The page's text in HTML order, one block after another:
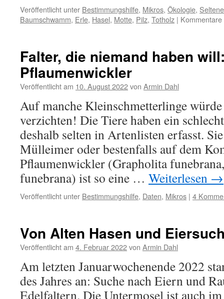
Veröffentlicht unter Bestimmungshilfe, Mikros, Ökologie,
Baumschwamm, Erle, Hasel, Motte, Pilz, Totholz |
Falter, die niemand haben
Pflaumenwickler
Veröffentlicht am 10. August 2022von Armin Dahl
Auf manche Kleinschmetterlinge
verzichten! Die Tiere haben ein
deshalb selten in Artenlisten erfasst.
Mülleimer oder bestenfalls auf dem
Pflaumenwickler (Grapholita
funebrana) ist so eine … Weiterlesen →
Veröffentlicht unter Bestimmungshilfe, Daten, Mikros | 4
Von Alten Hasen und
Veröffentlicht am 4. Februar 2022von Armin Dahl
Am letzten Januarwochenende 2022
des Jahres an: Suche nach Eiern und
Edelfaltern. Die Untermosel ist auch